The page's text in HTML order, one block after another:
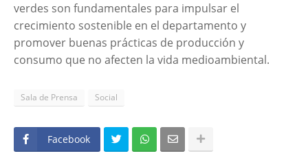
verdes son fundamentales para impulsar el
crecimiento sostenible en el departamento y
promover buenas prácticas de producción y
consumo que no afecten la vida medioambiental.
Sala de Prensa Social
Facebook